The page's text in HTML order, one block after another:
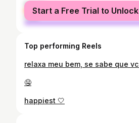
female
male
Start a Free Trial to Unlock
Top performing Reels
🤤
happiest 🤍